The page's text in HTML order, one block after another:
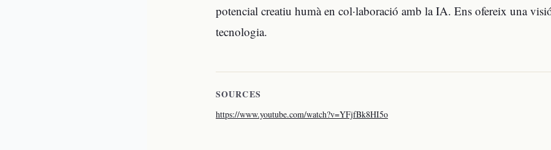
potencial creatiu humà en col·laboració amb la IA. Ens ofereix una
tecnologia.
SOURCES
https://www.youtube.com/watch?v=YFjfBk8HI5o